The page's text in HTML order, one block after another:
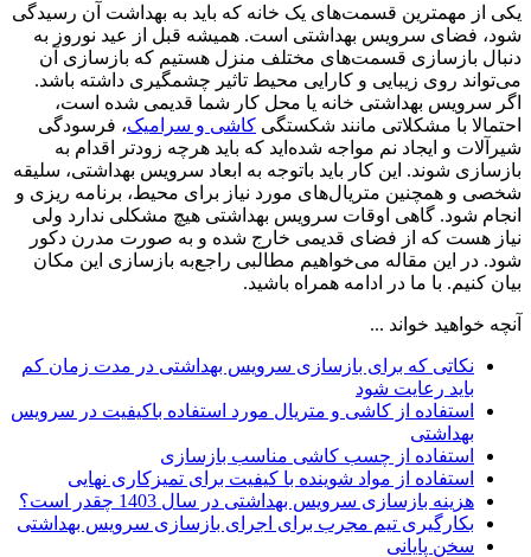
یکی از مهمترین قسمت‌های یک خانه که باید به بهداشت آن رسیدگی
شود، فضای سرویس بهداشتی است. همیشه قبل از عید نوروز به
دنبال بازسازی قسمت‌های مختلف منزل هستیم که بازسازی آن
می‌تواند روی زیبایی و کارایی محیط تاثیر چشمگیری داشته باشد.
اگر سرویس بهداشتی خانه یا محل کار شما قدیمی شده است،
احتمالا با مشکلاتی مانند شکستگی کاشی و سرامیک، فرسودگی
شیرآلات و ایجاد نم مواجه شده‌اید که باید هرچه زودتر اقدام به
بازسازی شوند. این کار باید باتوجه به ابعاد سرویس بهداشتی، سلیقه
شخصی و همچنین متریال‌های مورد نیاز برای محیط، برنامه ریزی و
انجام شود. گاهی اوقات سرویس بهداشتی هیچ مشکلی ندارد ولی
نیاز هست که از فضای قدیمی خارج شده و به صورت مدرن دکور
شود. در این مقاله می‌خواهیم مطالبی راجع‌به بازسازی این مکان
بیان کنیم. با ما در ادامه همراه باشید.
آنچه خواهید خواند ...
نکاتی که برای بازسازی سرویس بهداشتی در مدت زمان کم
باید رعایت شود
استفاده از کاشی و متریال مورد استفاده باکیفیت در سرویس
بهداشتی
استفاده از چسب کاشی مناسب بازسازی
استفاده از مواد شوینده با کیفیت برای تمیزکاری نهایی
هزینه بازسازی سرویس بهداشتی در سال 1403 چقدر است؟
بکارگیری تیم مجرب برای اجرای بازسازی سرویس بهداشتی
سخن پایانی